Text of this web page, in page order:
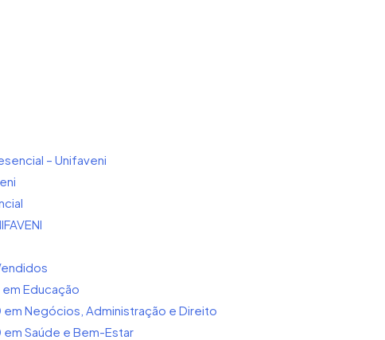
– Unifaveni
Educação
em Negócios, Administração e Direito
Saúde e Bem-Estar